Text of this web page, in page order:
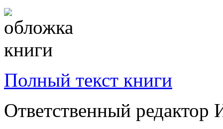
Полный текст книги
Ответственный